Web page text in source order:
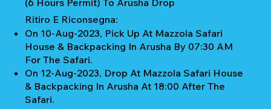
Ritiro E Riconsegna:
On 10-Aug-2023, Pick Up At Mazzola Safari
House & Backpacking In Arusha By 07:30 AM
For The Safari.
On 12-Aug-2023, Drop At Mazzola Safari House
& Backpacking In Arusha At 18:00 After The
Safari.